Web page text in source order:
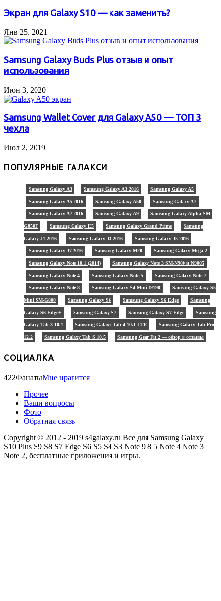
Экран для Galaxy S10 — как заменить?
Янв 25, 2021
Samsung Galaxy Buds Plus отзыв и опыт
использования
Июн 3, 2020
Samsung Wallet Cover для Galaxy A50 — ТОП 3
чехла
Июл 2, 2019
ПОПУЛЯРНЫЕ ГАЛАКСИ
Samsung Galaxy A3 Samsung Galaxy A3 2016 Samsung Galaxy A5
Samsung Galaxy A5 2016 Samsung Galaxy A50 Samsung Galaxy A7
Samsung Galaxy A7 2016 Samsung Galaxy A9 Samsung Galaxy Alpha SM-
G850F Samsung Galaxy E5 Samsung Galaxy Grand Prime Samsung
Galaxy J1 2016 Samsung Galaxy J3 2016 Samsung Galaxy J5 2016
Samsung Galaxy J7 2016 Samsung Galaxy M20 Samsung Galaxy Mega 2
Samsung Galaxy Note 10.1 (2014) Samsung Galaxy Note 3 SM-N900 и N9005
Samsung Galaxy Note 4 Samsung Galaxy Note 5 Samsung Galaxy Note 7
Samsung Galaxy Note 8 Samsung Galaxy S4 Mini I9190 Samsung Galaxy S5
Mini SM-G800 Samsung Galaxy S6 Samsung Galaxy S6 Edge Samsung
Galaxy S6 Edge+ Samsung Galaxy S7 Samsung Galaxy S7 Edge Samsung
Galaxy Tab 3 10.1 Samsung Galaxy Tab 4 10.1 LTE Samsung Galaxy Tab Pro
12.2 Samsung Galaxy Tab S 10.5 Samsung Gear Fit 2 — обзор и отзывы
СОЦИАЛКА
422ФанатыМне нравится
Прочее
Ваши вопросы
Фото
Обратная связь
Copyright © 2012 - 2019 s4galaxy.ru Все для Samsung Galaxy
S10 Plus S9 S8 S7 Edge S6 S5 S4 S3 Note 9 8 5 Note 4 Note 3
Note 2, бесплатные приложения и игры.